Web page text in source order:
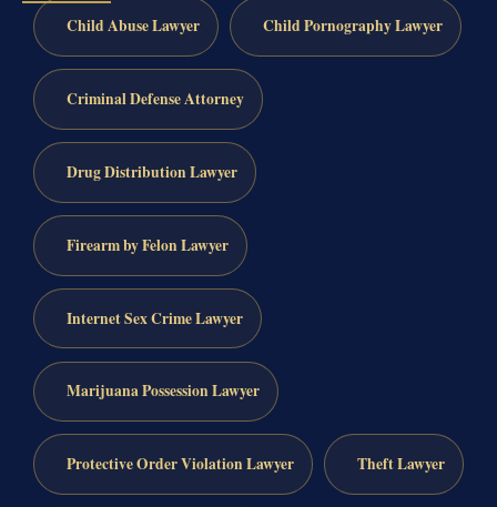
Child Abuse Lawyer Child Pornography Lawyer
Criminal Defense Attorney
Drug Distribution Lawyer
Firearm by Felon Lawyer
Internet Sex Crime Lawyer
Marijuana Possession Lawyer
Protective Order Violation Lawyer Theft Lawyer